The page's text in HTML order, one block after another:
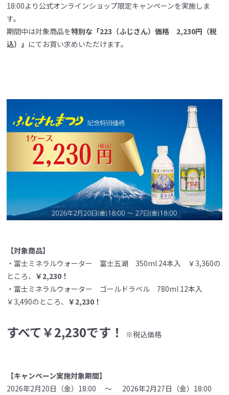
18:00より公式オンラインショップ限定キャンペーンを実施しま
す。
期間中は対象商品を特別な「223（ふじさん）価格 2,230円（税
込）」 にてお買い求めいただけます。
【対象商品】
・富士ミネラルウォーター 富士五湖 350ml 24本入 ￥3,360の
ところ、 ￥2,230！
・富士ミネラルウォーター ゴールドラベル 780ml 12本入
￥3,490のところ、 ￥2,230！
すべて￥2,230です！ ※税込価格
【キャンペーン実施対象期間】
2026年2月20日（金）18:00 ～ 2026年2月27日（金）18:00